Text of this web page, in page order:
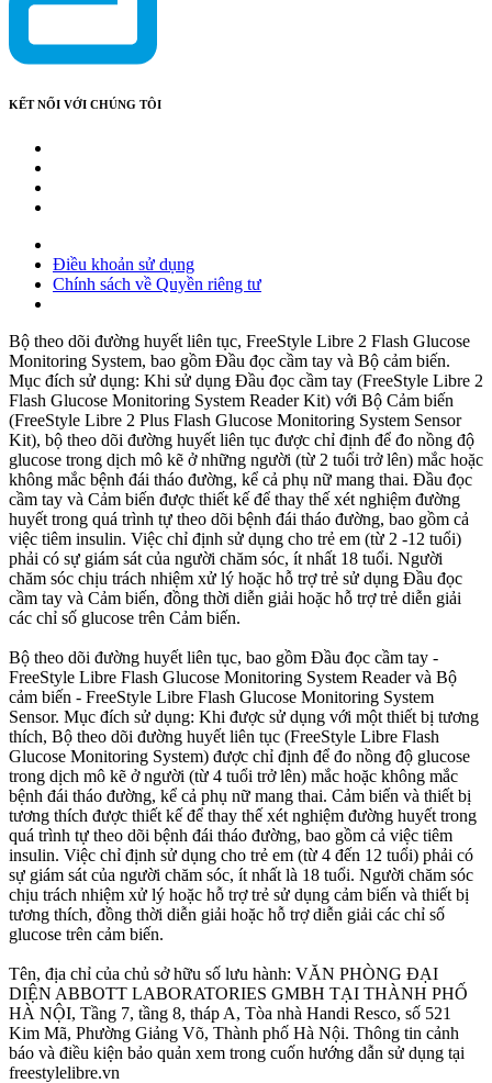
KẾT NỐI VỚI CHÚNG TÔI
Điều khoản sử dụng
Chính sách về Quyền riêng tư
Bộ theo dõi đường huyết liên tục, FreeStyle Libre 2 Flash Glucose
Monitoring System, bao gồm Đầu đọc cầm tay và Bộ cảm biến.
Mục đích sử dụng: Khi sử dụng Đầu đọc cầm tay (FreeStyle Libre 2
Flash Glucose Monitoring System Reader Kit) với Bộ Cảm biến
(FreeStyle Libre 2 Plus Flash Glucose Monitoring System Sensor
Kit), bộ theo dõi đường huyết liên tục được chỉ định để đo nồng độ
glucose trong dịch mô kẽ ở những người (từ 2 tuổi trở lên) mắc hoặc
không mắc bệnh đái tháo đường, kể cả phụ nữ mang thai. Đầu đọc
cầm tay và Cảm biến được thiết kế để thay thế xét nghiệm đường
huyết trong quá trình tự theo dõi bệnh đái tháo đường, bao gồm cả
việc tiêm insulin. Việc chỉ định sử dụng cho trẻ em (từ 2 -12 tuổi)
phải có sự giám sát của người chăm sóc, ít nhất 18 tuổi. Người
chăm sóc chịu trách nhiệm xử lý hoặc hỗ trợ trẻ sử dụng Đầu đọc
cầm tay và Cảm biến, đồng thời diễn giải hoặc hỗ trợ trẻ diễn giải
các chỉ số glucose trên Cảm biến.
Bộ theo dõi đường huyết liên tục, bao gồm Đầu đọc cầm tay -
FreeStyle Libre Flash Glucose Monitoring System Reader và Bộ
cảm biến - FreeStyle Libre Flash Glucose Monitoring System
Sensor. Mục đích sử dụng: Khi được sử dụng với một thiết bị tương
thích, Bộ theo dõi đường huyết liên tục (FreeStyle Libre Flash
Glucose Monitoring System) được chỉ định để đo nồng độ glucose
trong dịch mô kẽ ở người (từ 4 tuổi trở lên) mắc hoặc không mắc
bệnh đái tháo đường, kể cả phụ nữ mang thai. Cảm biến và thiết bị
tương thích được thiết kế để thay thế xét nghiệm đường huyết trong
quá trình tự theo dõi bệnh đái tháo đường, bao gồm cả việc tiêm
insulin. Việc chỉ định sử dụng cho trẻ em (từ 4 đến 12 tuổi) phải có
sự giám sát của người chăm sóc, ít nhất là 18 tuổi. Người chăm sóc
chịu trách nhiệm xử lý hoặc hỗ trợ trẻ sử dụng cảm biến và thiết bị
tương thích, đồng thời diễn giải hoặc hỗ trợ diễn giải các chỉ số
glucose trên cảm biến.
Tên, địa chỉ của chủ sở hữu số lưu hành: VĂN PHÒNG ĐẠI
DIỆN ABBOTT LABORATORIES GMBH TẠI THÀNH PHỐ
HÀ NỘI, Tầng 7, tầng 8, tháp A, Tòa nhà Handi Resco, số 521
Kim Mã, Phường Giảng Võ, Thành phố Hà Nội. Thông tin cảnh
báo và điều kiện bảo quản xem trong cuốn hướng dẫn sử dụng tại
freestylelibre.vn